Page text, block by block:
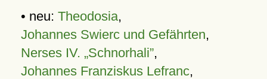
• neu: Theodosia,
Johannes Swierc und Gefährten,
Nerses IV. „Schnorhali”,
Johannes Franziskus Lefranc,